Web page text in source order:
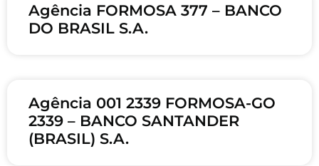
Agência FORMOSA 377 – BANCO
DO BRASIL S.A.
Agência 001 2339 FORMOSA-GO
2339 – BANCO SANTANDER
(BRASIL) S.A.